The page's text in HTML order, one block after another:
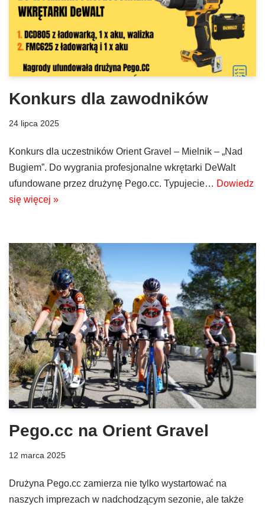
Konkurs dla zawodników
24 lipca 2025
Konkurs dla uczestników Orient Gravel – Mielnik – „Nad
Bugiem”. Do wygrania profesjonalne wkrętarki DeWalt
ufundowane przez drużynę Pego.cc. Typujecie… Dowiedz
się więcej »
Pego.cc na Orient Gravel
12 marca 2025
Drużyna Pego.cc zamierza nie tylko wystartować na
naszych imprezach w nadchodzącym sezonie, ale także